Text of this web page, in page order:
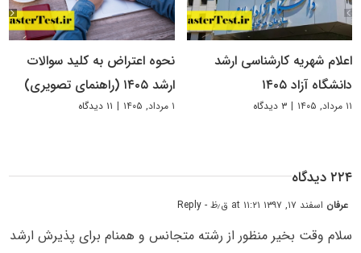
اعلام شهریه کارشناسی ارشد
دانشگاه آزاد ۱۴۰۵
۱۱ مرداد, ۱۴۰۵ | ۳ دیدگاه
نحوه اعتراض به کلید سوالات
ارشد ۱۴۰۵ (راهنمای تصویری)
۱ مرداد, ۱۴۰۵ | ۱۱ دیدگاه
۲۲۴ دیدگاه
عرفان اسفند ۱۷, ۱۳۹۷ at ۱۱:۲۱ ق٫ظ - Reply
سلام وقت بخیر منظور از رشته متجانس و همنام برای پذیرش ارشد